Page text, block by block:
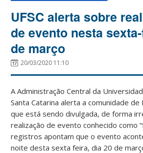
UFSC alerta sobre
de evento nesta
de março
20/03/2020 11:10
A Administração Central da
Santa Catarina alerta a comunidade de
que está sendo divulgada, de forma
realização de evento conhecido como
registros apontam que o evento
noite desta sexta feira, dia 20 de